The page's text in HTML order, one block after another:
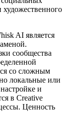
художественного
AI является
сообщества
со сложным
локальные или
и
в Creative
Ценность